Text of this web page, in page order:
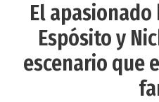
El
Espósito y
escenario que